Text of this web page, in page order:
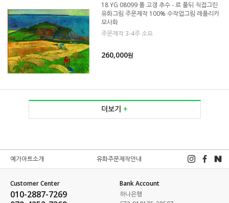
18 YG 08099 폴 고갱 추수 - 르 풀뒤 직접그린
유화그림 주문제작 100% 수작업그림 레플리카
모사화
주문제작 3-4주 소요
260,000원
더보기 +
예가아트소개 유화주문제작안내
Customer Center
010-2887-7269
Bank Account
하나은행